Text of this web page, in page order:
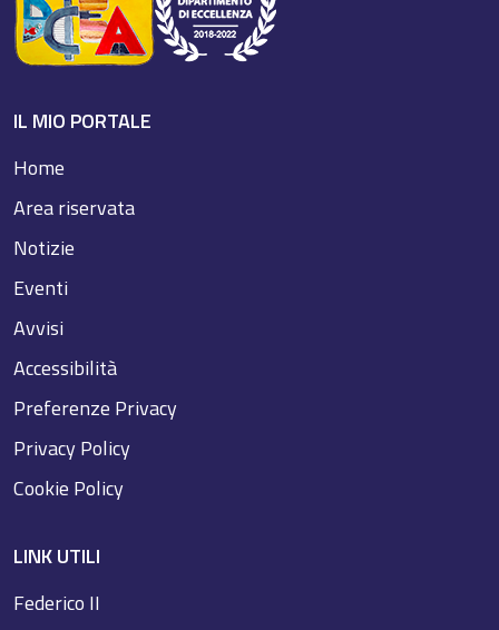
IL MIO PORTALE
Home
Area riservata
Notizie
Eventi
Avvisi
Accessibilità
Preferenze Privacy
Privacy Policy
Cookie Policy
LINK UTILI
Federico II